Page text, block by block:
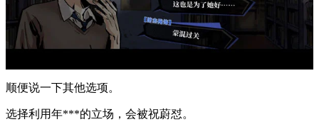
顺便说一下其他选项。
选择利用年***的立场，会被祝蔚怼。